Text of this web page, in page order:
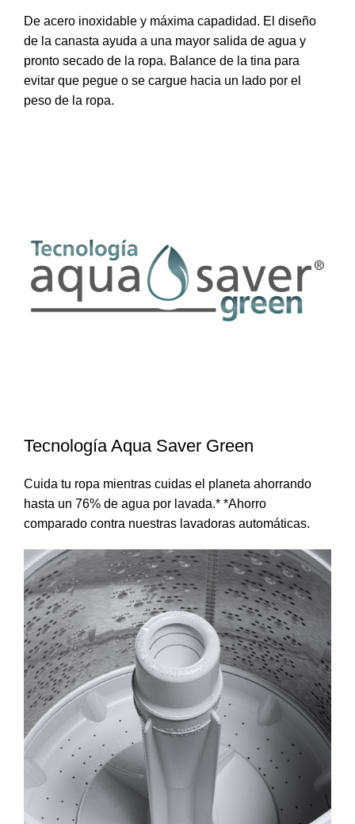
De acero inoxidable y máxima capadidad. El diseño
de la canasta ayuda a una mayor salida de agua y
pronto secado de la ropa. Balance de la tina para
evitar que pegue o se cargue hacia un lado por el
peso de la ropa.
Tecnología Aqua Saver Green
Cuida tu ropa mientras cuidas el planeta ahorrando
hasta un 76% de agua por lavada.* *Ahorro
comparado contra nuestras lavadoras automáticas.